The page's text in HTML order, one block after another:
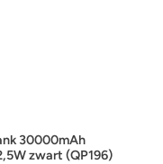
30000mAh
zwart (QP196)